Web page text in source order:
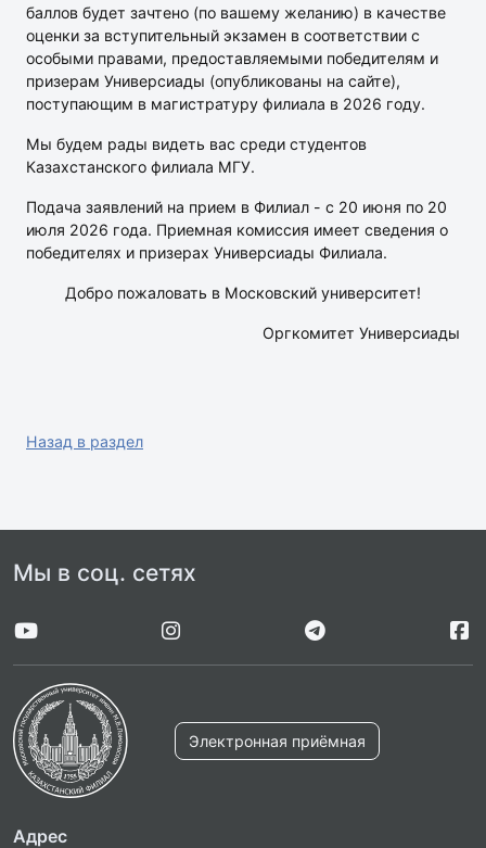
баллов будет зачтено (по вашему желанию) в качестве
оценки за вступительный экзамен в соответствии с
особыми правами, предоставляемыми победителям и
призерам Универсиады (опубликованы на сайте),
поступающим в магистратуру филиала в 2026 году.
Мы будем рады видеть вас среди студентов
Казахстанского филиала МГУ.
Подача заявлений на прием в Филиал - с 20 июня по 20
июля 2026 года. Приемная комиссия имеет сведения о
победителях и призерах Универсиады Филиала.
Добро пожаловать в Московский университет!
Оргкомитет Универсиады
Назад в раздел
Мы в соц. сетях
Электронная приёмная
Адрес